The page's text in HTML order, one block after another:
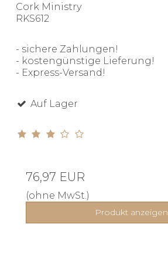
Cork Ministry
RKS612
- sichere Zahlungen!
- kostengünstige Lieferung!
- Express-Versand!
Auf Lager
76,97 EUR
(ohne MwSt.)
Produkt anzeigen